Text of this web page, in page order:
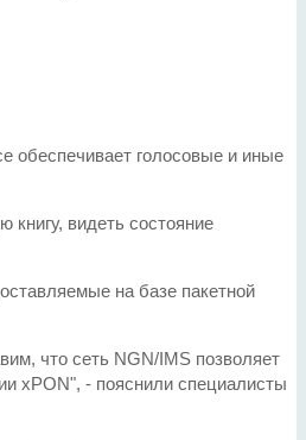
обеспечивает голосовые и иные
видеть состояние
на базе пакетной
что сеть NGN/IMS позволяет
xPON", - пояснили специалисты